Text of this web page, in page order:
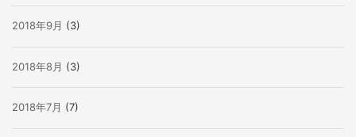
2018年9月 (3)
2018年8月 (3)
2018年7月 (7)